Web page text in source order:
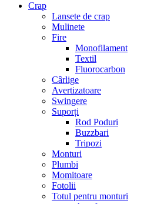
Crap
Lansete de crap
Mulinete
Fire
Monofilament
Textil
Fluorocarbon
Cârlige
Avertizatoare
Swingere
Suporți
Rod Poduri
Buzzbari
Tripozi
Monturi
Plumbi
Momitoare
Fotolii
Totul pentru monturi